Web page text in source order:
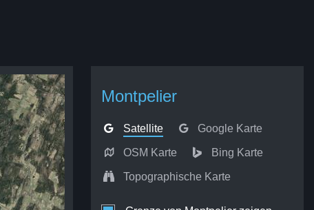
Montpelier
Satellite Google Karte
OSM Karte Bing Karte
Topographische Karte